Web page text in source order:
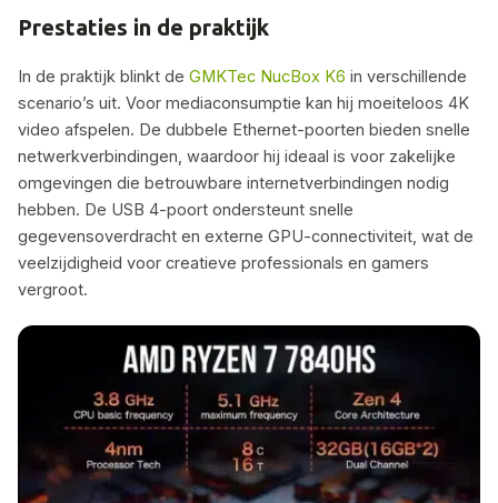
Prestaties in de praktijk
In de praktijk blinkt de GMKTec NucBox K6 in verschillende
scenario’s uit. Voor mediaconsumptie kan hij moeiteloos 4K
video afspelen. De dubbele Ethernet-poorten bieden snelle
netwerkverbindingen, waardoor hij ideaal is voor zakelijke
omgevingen die betrouwbare internetverbindingen nodig
hebben. De USB 4-poort ondersteunt snelle
gegevensoverdracht en externe GPU-connectiviteit, wat de
veelzijdigheid voor creatieve professionals en gamers
vergroot.